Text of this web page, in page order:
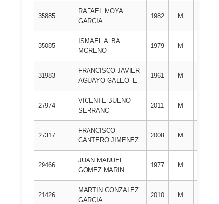
35885
RAFAEL MOYA
GARCIA
1982 M
35085
ISMAEL ALBA
MORENO
1979 M
31983
FRANCISCO JAVIER
AGUAYO GALEOTE
1961 M
27974
VICENTE BUENO
SERRANO
2011 M
27317
FRANCISCO
CANTERO JIMENEZ
2009 M
29466
JUAN MANUEL
GOMEZ MARIN
1977 M
21426
MARTIN GONZALEZ
GARCIA
2010 M